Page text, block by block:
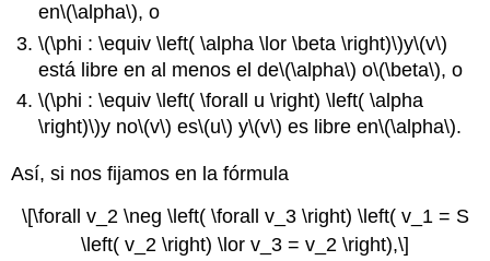
en\(\alpha\), o
\(\phi : \equiv \left( \alpha \lor \beta \right)\)y\(v\)
está libre en al menos el de\(\alpha\) o\(\beta\), o
\(\phi : \equiv \left( \forall u \right) \left( \alpha
\right)\)y no\(v\) es\(u\) y\(v\) es libre en\(\alpha\).
Así, si nos fijamos en la fórmula
\[\forall v_2 \neg \left( \forall v_3 \right) \left( v_1 = S
\left( v_2 \right) \lor v_3 = v_2 \right),\]